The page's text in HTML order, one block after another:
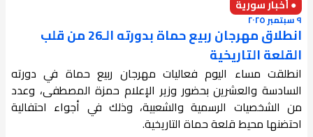
● أخبار سورية
٩ سبتمبر ٢٠٢٥
انطلاق مهرجان ربيع حماة بدورته الـ26 من قلب
القلعة التاريخية
انطلقت مساء اليوم فعاليات مهرجان ربيع حماة في دورته
السادسة والعشرين بحضور وزير الإعلام حمزة المصطفى، وعدد
من الشخصيات الرسمية والشعبية، وذلك في أجواء احتفالية
احتضنها محيط قلعة حماة التاريخية.